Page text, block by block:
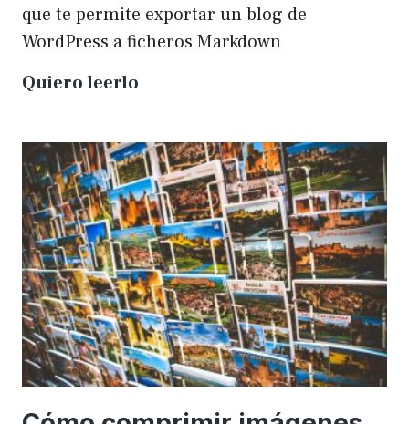
que te permite exportar un blog de
WordPress a ficheros Markdown
Quiero leerlo
exportar
un
WP
a
Markdown